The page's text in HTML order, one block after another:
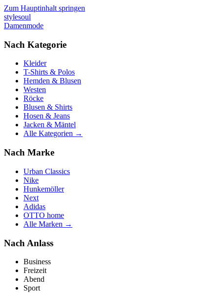
Zum Hauptinhalt springen
stylesoul
Damenmode
Nach Kategorie
Kleider
T-Shirts & Polos
Hemden & Blusen
Westen
Röcke
Blusen & Shirts
Hosen & Jeans
Jacken & Mäntel
Alle Kategorien →
Nach Marke
Urban Classics
Nike
Hunkemöller
Next
Adidas
OTTO home
Alle Marken →
Nach Anlass
Business
Freizeit
Abend
Sport